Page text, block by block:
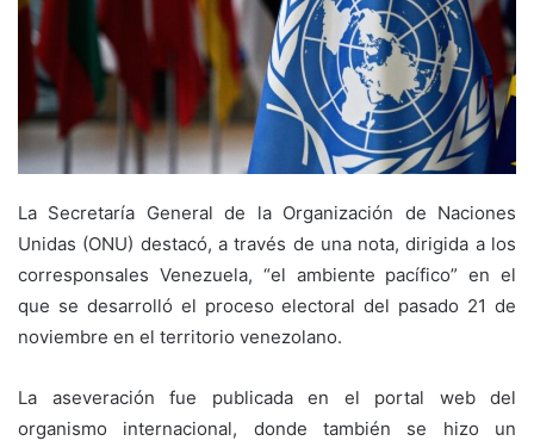
La Secretaría General de la Organización de Naciones
Unidas (ONU) destacó, a través de una nota, dirigida a los
corresponsales Venezuela, “el ambiente pacífico” en el
que se desarrolló el proceso electoral del pasado 21 de
noviembre en el territorio venezolano.
La aseveración fue publicada en el portal web del
organismo internacional, donde también se hizo un